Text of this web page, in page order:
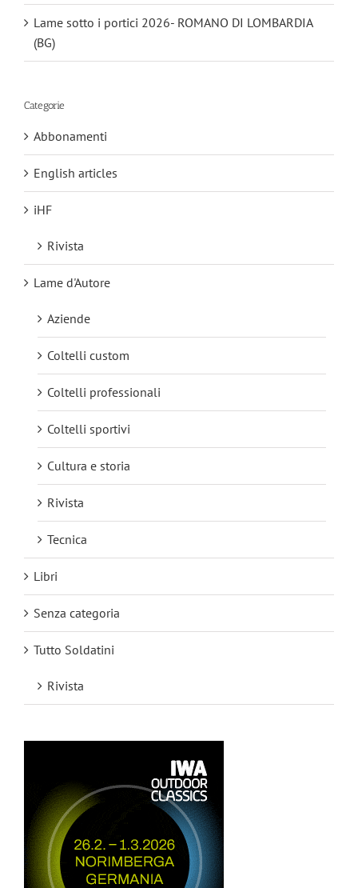
Lame sotto i portici 2026- ROMANO DI LOMBARDIA
(BG)
Categorie
Abbonamenti
English articles
iHF
Rivista
Lame d'Autore
Aziende
Coltelli custom
Coltelli professionali
Coltelli sportivi
Cultura e storia
Rivista
Tecnica
Libri
Senza categoria
Tutto Soldatini
Rivista